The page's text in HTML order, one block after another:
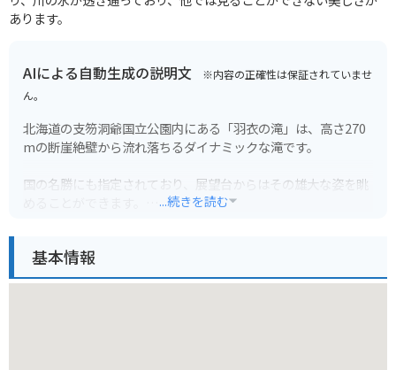
あります。
AIによる自動生成の説明文 ※内容の正確性は保証されていませ
ん。
北海道の支笏洞爺国立公園内にある「羽衣の滝」は、高さ270
mの断崖絶壁から流れ落ちるダイナミックな滝です。
国の名勝にも指定されており、展望台からはその雄大な姿を眺
一見の価値ありです。
...続きを読む
基本情報